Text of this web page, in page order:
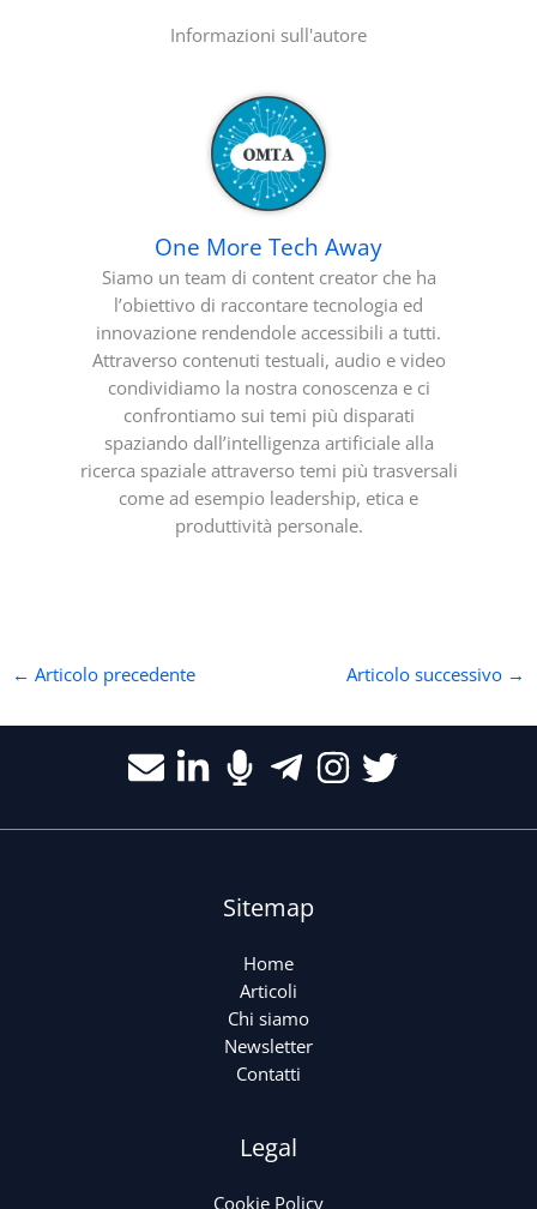
Informazioni sull'autore
One More Tech Away
Siamo un team di content creator che ha
l’obiettivo di raccontare tecnologia ed
innovazione rendendole accessibili a tutti.
Attraverso contenuti testuali, audio e video
condividiamo la nostra conoscenza e ci
confrontiamo sui temi più disparati
spaziando dall’intelligenza artificiale alla
ricerca spaziale attraverso temi più trasversali
come ad esempio leadership, etica e
produttività personale.
← Articolo precedente Articolo successivo →
Sitemap
Home
Articoli
Chi siamo
Newsletter
Contatti
Legal
Cookie Policy